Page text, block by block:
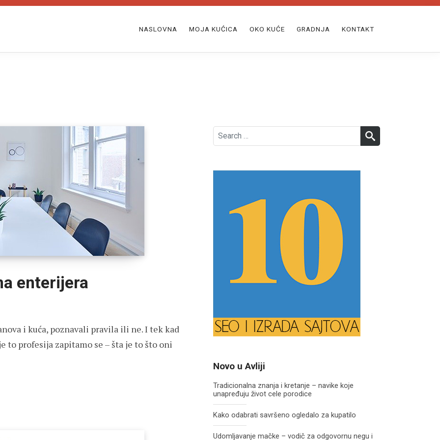
NASLOVNA MOJA KUĆICA OKO KUĆE GRADNJA KONTAKT
enterijera
i kuća, poznavali pravila ili ne. I tek kad
to profesija zapitamo se – šta je to što oni
Search
for:
Novo u Avliji
Tradicionalna znanja i kretanje – navike koje
unapređuju život cele porodice
Kako odabrati savršeno ogledalo za kupatilo
Udomljavanje mačke – vodič za odgovornu negu i